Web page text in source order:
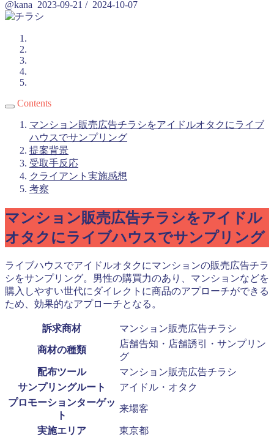
@kana 2023-09-21 / 2024-10-07
Contents
マンション販売広告チラシをアイドルオタクにライブ
ハウスでサンプリング
提案背景
受取手反応
クライアント実施感想
考察
マンション販売広告チラシをアイドル
オタクにライブハウスでサンプリング
ライブハウスでアイドルオタクにマンションの販売広告チラ
シをサンプリング。男性の購買力のあり、マンションなどを
購入しやすい世代にダイレクトに商品のアプローチができる
ため、効果的なアプローチとなる。
訴求商材 マンション販売広告チラシ
商材の種類
店舗告知・店舗誘引・サンプリン
グ
配布ツール
マンション販売広告チラシ
サンプリングルート
アイドル・オタク
プロモーションターゲッ
ト
来場客
実施エリア 東京都